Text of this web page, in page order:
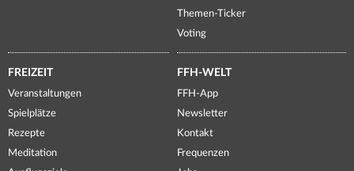
Themen-Ticker
Voting
FREIZEIT
Veranstaltungen
Spielplätze
Rezepte
Meditation
FFH-WELT
FFH-App
Newsletter
Kontakt
Frequenzen